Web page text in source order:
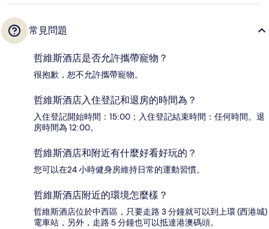
常見問題
哲維斯酒店是否允許攜帶寵物？
很抱歉，恕不允許攜帶寵物。
哲維斯酒店入住登記和退房的時間為？
入住登記開始時間：15:00；入住登記結束時間：任何時間。退
房時間為 12:00。
哲維斯酒店和附近有什麼好看好玩的？
您可以在24 小時健身房維持日常的運動習慣。
哲維斯酒店附近的環境怎麼樣？
哲維斯酒店位於中西區，只要走路 3 分鐘就可以到上環 (西港城)
電車站，另外，走路 5 分鐘也可以抵達港澳碼頭。